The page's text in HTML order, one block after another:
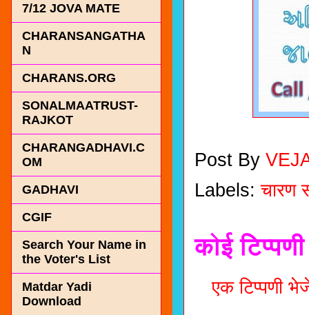
Post By
Labels:चारण
कोई
एक टिप्पणी
7/12 JOVA MATE
CHARANSANGATHA
N
CHARANS.ORG
SONALMAATRUST-
RAJKOT
CHARANGADHAVI.C
OM
GADHAVI
CGIF
Search Your Name in
the Voter's List
Matdar Yadi
Download